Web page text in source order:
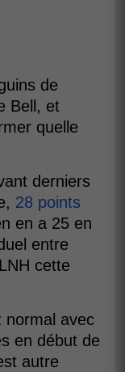
de
Bell, et
quelle
derniers
28 points
en a 25 en
entre
cette
normal avec
en début de
autre